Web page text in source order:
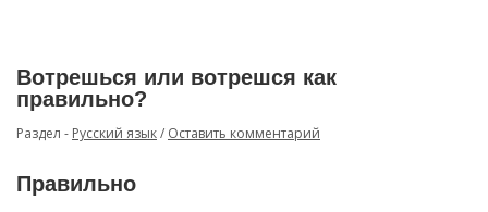
Вотрешься или вотрешся как
правильно?
Раздел - Русский язык/ Оставить комментарий
Правильно